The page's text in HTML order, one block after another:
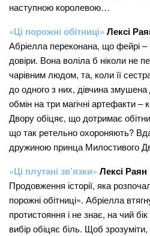
наступною королевою…
«Ці порожні обітниці» Лексі
Абріелла переконана, що фейрі –
довіри. Вона воліла б ніколи не
чарівним людом, та, коли її
до одного з них, дівчина
обмін на три магічні артефакти
Двору обіцяє, що дотримає
що так ретельно охороняють?
дружиною принца Милостивого
«Ці плутані зв’язки» Лексі Раян
Продовження історії, яка
порожні обітниці». Абріелла
протистояння і не знає, на чий
вибір обіцяє біль. Щоб